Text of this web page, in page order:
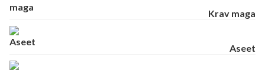
Krav maga
Aseet